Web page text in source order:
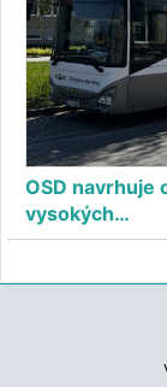
OSD navrhuje
vysokých…